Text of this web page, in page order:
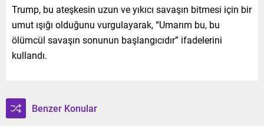
Trump, bu ateşkesin uzun ve yıkıcı savaşın bitmesi için bir
umut ışığı olduğunu vurgulayarak, “Umarım bu, bu
ölümcül savaşın sonunun başlangıcıdır” ifadelerini
kullandı.
Benzer Konular